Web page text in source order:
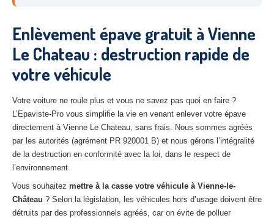
– Eure-et-Loir
27– Eure
10– Aube
02 – Aisne
Tousles secteurs
CENTREVHU AGRÉE
Centreagréé VHU 77 : casse auto avec destruction
Enlèvement épave gratuit à Vienne
Le Chateau : destruction rapide de
votre véhicule
Votre voiture ne roule plus et vous ne savez pas quoi en faire ?
L’Epaviste-Pro vous simplifie la vie en venant enlever votre épave
directement à Vienne Le Chateau, sans frais. Nous sommes agréés
par les autorités (agrément PR 920001 B) et nous gérons l’intégralité
de la destruction en conformité avec la loi, dans le respect de
l’environnement.
Vous souhaitez mettre à la casse votre véhicule à Vienne-le-
Château ? Selon la législation, les véhicules hors d’usage doivent être
détruits par des professionnels agréés, car on évite de polluer